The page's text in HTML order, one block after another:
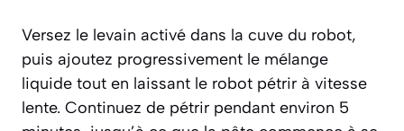
Versez le levain activé dans la cuve du robot,
puis ajoutez progressivement le mélange
liquide tout en laissant le robot pétrir à vitesse
lente. Continuez de pétrir pendant environ 5